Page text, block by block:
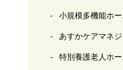
小規模多機能ホ
あすかケアマネ
特別養護老人ホ